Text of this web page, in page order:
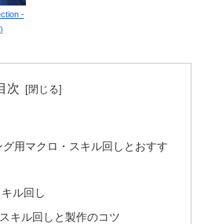
-
次
用マクロ・スキル回しとおすす
ル回し
キル回しと製作のコツ